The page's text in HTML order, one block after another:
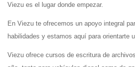
Viezu es el lugar donde empezar.
En Viezu te ofrecemos un apoyo integral
habilidades y estamos aquí para orientarte
Viezu ofrece cursos de escritura de